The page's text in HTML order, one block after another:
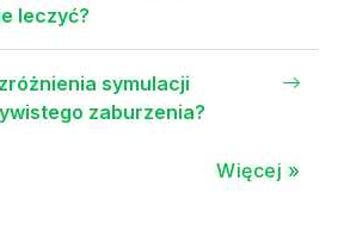
leczyć?
symulacji
zaburzenia?
Więcej »